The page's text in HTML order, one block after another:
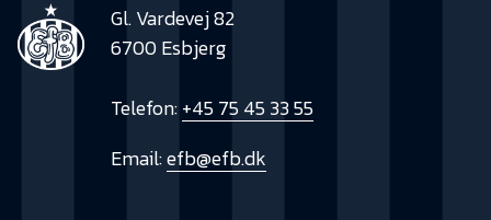
Gl. Vardevej 82
6700 Esbjerg
Telefon:+45 75 45 33 55
Email:efb@efb.dk